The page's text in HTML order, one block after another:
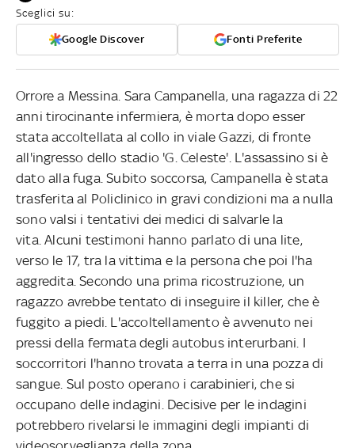
Sceglici su:
Google Discover Fonti Preferite
Orrore a Messina. Sara Campanella, una ragazza di 22
anni tirocinante infermiera, è morta dopo esser
stata accoltellata al collo in viale Gazzi, di fronte
all'ingresso dello stadio 'G. Celeste'. L'assassino si è
dato alla fuga. Subito soccorsa, Campanella è stata
trasferita al Policlinico in gravi condizioni ma a nulla
sono valsi i tentativi dei medici di salvarle la
vita. Alcuni testimoni hanno parlato di una lite,
verso le 17, tra la vittima e la persona che poi l'ha
aggredita. Secondo una prima ricostruzione, un
ragazzo avrebbe tentato di inseguire il killer, che è
fuggito a piedi. L'accoltellamento è avvenuto nei
pressi della fermata degli autobus interurbani. I
soccorritori l'hanno trovata a terra in una pozza di
sangue. Sul posto operano i carabinieri, che si
occupano delle indagini. Decisive per le indagini
potrebbero rivelarsi le immagini degli impianti di